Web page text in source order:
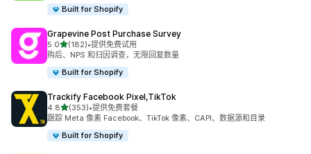
Built for Shopify
Grapevine Post Purchase Survey
5.0星（满分 5 星）
(182)
总共 182 条评论
•提供免费试用
购后、NPS 和归因调查，无限回复数量
Built for Shopify
Trackify Facebook Pixel,TikTok
4.8星（满分 5 星）
(353)
总共 353 条评论
•提供免费套餐
跟踪 Meta 像素 Facebook、TikTok 像素、CAPI、数据源和目录
Built for Shopify